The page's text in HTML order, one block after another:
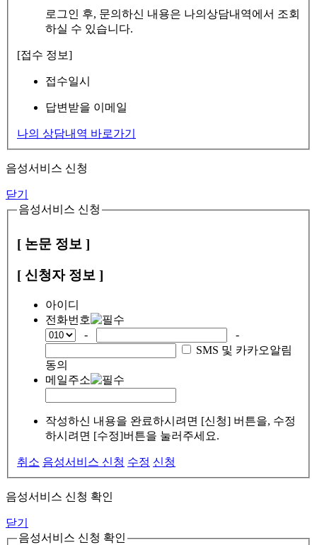
로그인 후, 문의하신 내용은 나의상담내역에서 조회
하실 수 있습니다.
[접수 정보]
접수일시
답변받을 이메일
나의 상담내역 바로가기
음성서비스 신청
닫기
음성서비스 신청
[ 논문 정보 ]
[ 신청자 정보 ]
아이디
전화번호
-
-
SMS 및 카카오알림
동의
메일주소
작성하신 내용을 완료하시려면 [신청] 버튼을, 수정
하시려면 [수정]버튼을 눌러주세요.
취소 음성서비스 신청 수정 신청
음성서비스 신청 확인
닫기
음성서비스 신청 확인